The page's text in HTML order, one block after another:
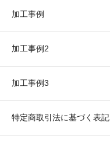
加工事例
加工事例2
加工事例3
特定商取引法に基づく表記